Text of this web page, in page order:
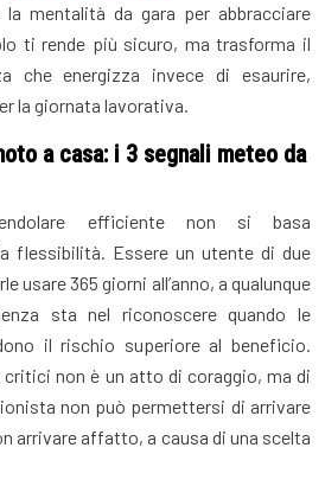
mentalità da gara per abbracciare
ti rende più sicuro, ma trasforma il
che energizza invece di esaurire,
la giornata lavorativa.
a casa: i 3 segnali meteo da
efficiente non si basa
flessibilità. Essere un utente di due
usare 365 giorni all’anno, a qualunque
sta nel riconoscere quando le
il rischio superiore al beneficio.
critici non è un atto di coraggio, ma di
non può permettersi di arrivare
arrivare affatto, a causa di una scelta